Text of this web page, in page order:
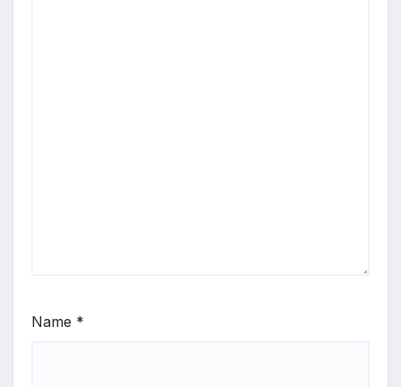
Name *